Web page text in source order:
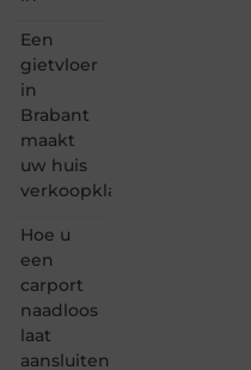
Een
gietvloer
in
Brabant
maakt
uw huis
verkoopklaar
Hoe u
een
carport
naadloos
laat
aansluiten